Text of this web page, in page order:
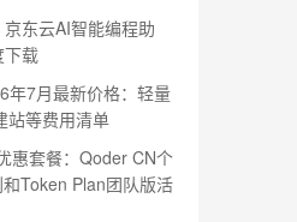
东云AI智能编程助
下载
年7月最新价格：轻量
站等费用清单
惠套餐：Qoder CN个
Token Plan团队版活